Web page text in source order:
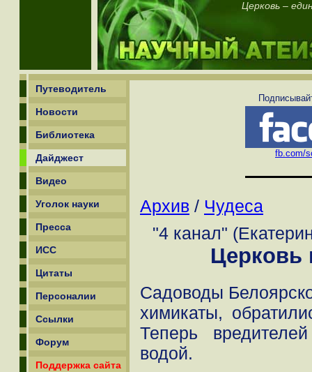
Церковь –
Путеводитель
Новости
Библиотека
Дайджест
Видео
Уголок науки
Пресса
ИСС
Цитаты
Персоналии
Ссылки
Форум
Поддержка сайта
fb.com/
Архив / Чудеса
"4 канал"
Церковь
Садоводы
химикаты,
Теперь
водой.